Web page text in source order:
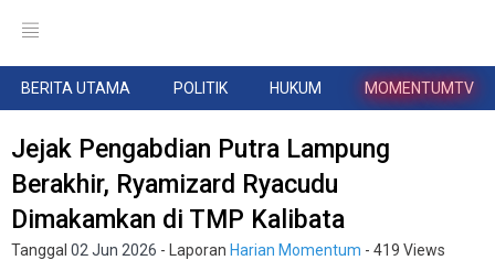
BERITA UTAMA POLITIK HUKUM MOMENTUMTV
Jejak Pengabdian Putra Lampung
Berakhir, Ryamizard Ryacudu
Dimakamkan di TMP Kalibata
Tanggal 02 Jun 2026 - Laporan Harian Momentum - 419 Views